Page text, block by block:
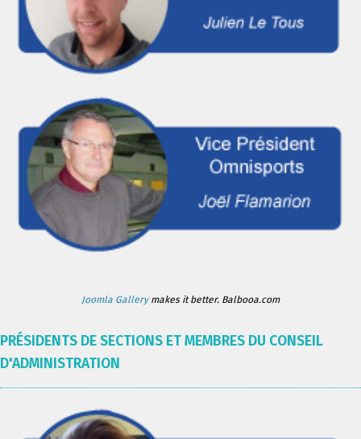
Joomla Gallerymakes it better. Balbooa.com
PRÉSIDENTS DE SECTIONS ET MEMBRES DU CONSEIL
D'ADMINISTRATION